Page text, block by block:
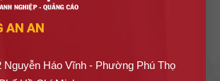
AN AN
Nguyễn Háo Vĩnh - Phường Phú Thọ